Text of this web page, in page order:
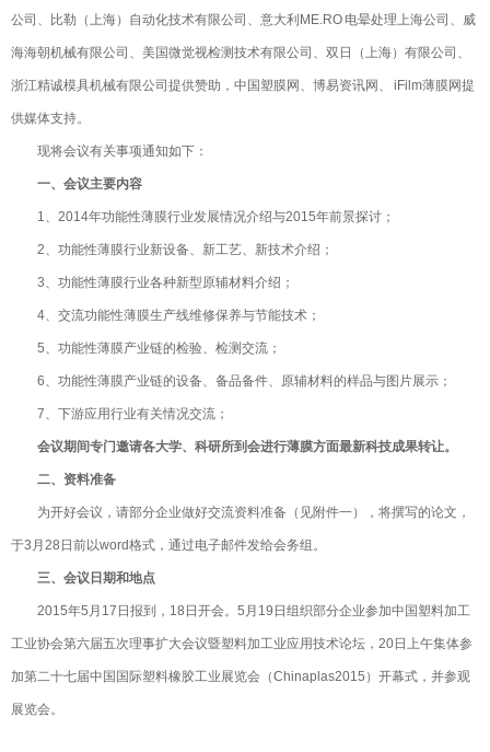
公司、比勒（上海）自动化技术有限公司、意大利ME.RO 电晕处理上海公司、威
海海朝机械有限公司、美国微觉视检测技术有限公司、双日（上海）有限公司、
浙江精诚模具机械有限公司提供赞助，中国塑膜网、博易资讯网、 iFilm薄膜网提
供媒体支持。
现将会议有关事项通知如下：
一、会议主要内容
1、2014年功能性薄膜行业发展情况介绍与2015年前景探讨；
2、功能性薄膜行业新设备、新工艺、新技术介绍；
3、功能性薄膜行业各种新型原辅材料介绍；
4、交流功能性薄膜生产线维修保养与节能技术；
5、功能性薄膜产业链的检验、检测交流；
6、功能性薄膜产业链的设备、备品备件、原辅材料的样品与图片展示；
7、下游应用行业有关情况交流；
会议期间专门邀请各大学、科研所到会进行薄膜方面最新科技成果转让。
二、资料准备
为开好会议，请部分企业做好交流资料准备（见附件一），将撰写的论文，
于3月28日前以word格式，通过电子邮件发给会务组。
三、会议日期和地点
2015年5月17日报到，18日开会。5月19日组织部分企业参加中国塑料加工
工业协会第六届五次理事扩大会议暨塑料加工业应用技术论坛，20日上午集体参
加第二十七届中国国际塑料橡胶工业展览会（Chinaplas2015）开幕式，并参观
展览会。